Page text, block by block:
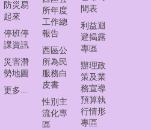
防災易
起來
停班停
課資訊
災害潛
勢地圖
更多...
所年度
工作總
報告
西區公
所為民
服務白
皮書
性別主
流化專
區
間表
利益迴
避揭露
專區
辦理政
策及業
務宣導
預算執
行情形
專區